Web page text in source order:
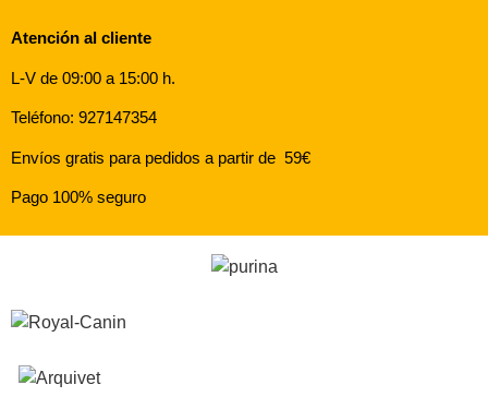
Atención al cliente
L-V de 09:00 a 15:00 h.
Teléfono: 927147354
Envíos gratis para pedidos a partir de 59€
Pago 100% seguro